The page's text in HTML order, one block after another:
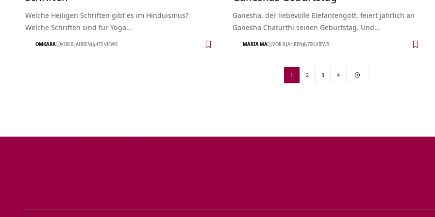
Welche Heiligen Schriften gibt es im Hinduismus?
Welche Schriften sind für Yoga…
OMKARA VOR 8 JAHREN 475 VIEWS
Ganesha, der liebevolle Elefantengott, feiert jährlich an
Ganesha Chaturthi seinen Geburtstag. Und…
MARIA MA VOR 8 JAHREN 796 VIEWS
1 2 3 4